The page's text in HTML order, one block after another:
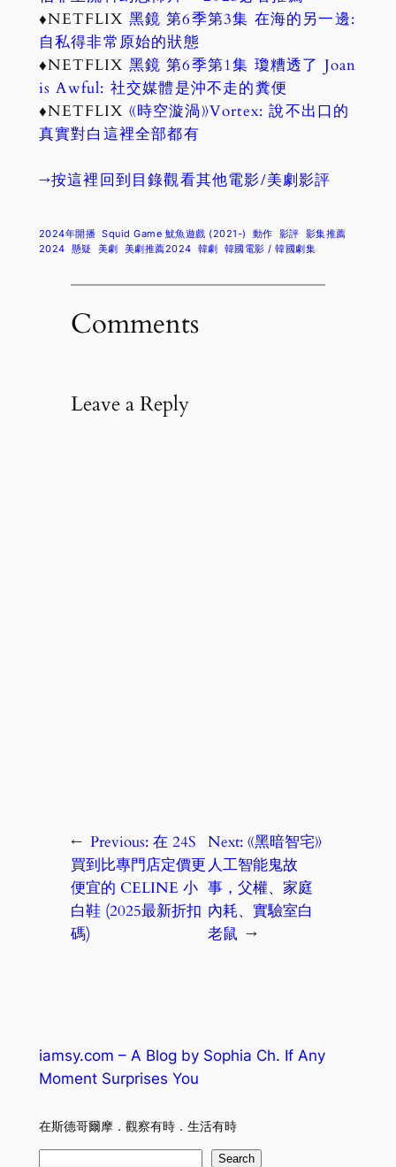
♦NETFLIX 黑鏡 第6季第3集 在海的另一邊:
自私得非常原始的狀態
♦NETFLIX 黑鏡 第6季第1集 瓊糟透了 Joan
is Awful: 社交媒體是沖不走的糞便
♦NETFLIX 《時空漩渦》Vortex: 說不出口的
真實對白這裡全部都有
→按這裡回到目錄觀看其他電影/美劇影評
2024年開播 Squid Game 魷魚遊戲 (2021-) 動作 影評 影集推薦
2024 懸疑 美劇 美劇推薦2024 韓劇 韓國電影 / 韓國劇集
Comments
Leave a Reply
← Previous: 在 24S
買到比專門店定價更
便宜的 CELINE 小
白鞋 (2025最新折扣
碼)
Next:《黑暗智宅》
人工智能鬼故
事，父權、家庭
內耗、實驗室白
老鼠 →
iamsy.com – A Blog by Sophia Ch. If Any
Moment Surprises You
在斯德哥爾摩．觀察有時．生活有時
Search